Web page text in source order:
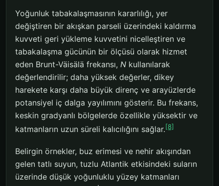
Yoğunluk tabakalaşmasının kararlılığı, yer
değiştiren bir akışkan parseli üzerindeki kaldırma
kuvveti geri yükleme kuvvetini nicelleştiren ve
tabakalaşma gücünün bir ölçüsü olarak hizmet
eden Brunt-Väisälä frekansı, N kullanılarak
değerlendirilir; daha yüksek değerler, dikey
harekete karşı daha büyük direnç ve arayüzlerde
potansiyel iç dalga yayılımını gösterir. Bu frekans,
keskin gradyanlı bölgelerde özellikle yüksektir ve
katmanların uzun süreli kalıcılığını sağlar.[8]
Belirgin örnekler, buz erimesi ve nehir akışından
gelen tatlı suyun, tuzlu Atlantik etkisindeki suların
üzerinde düşük yoğunluklu yüzey katmanları